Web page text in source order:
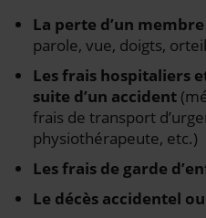
La perte d’un membre
parole, vue, doigts,
Les frais hospitaliers
suite d’un accident
frais de transport
physiothérapeute, etc.)
Les frais de garde
Le décès accidentel